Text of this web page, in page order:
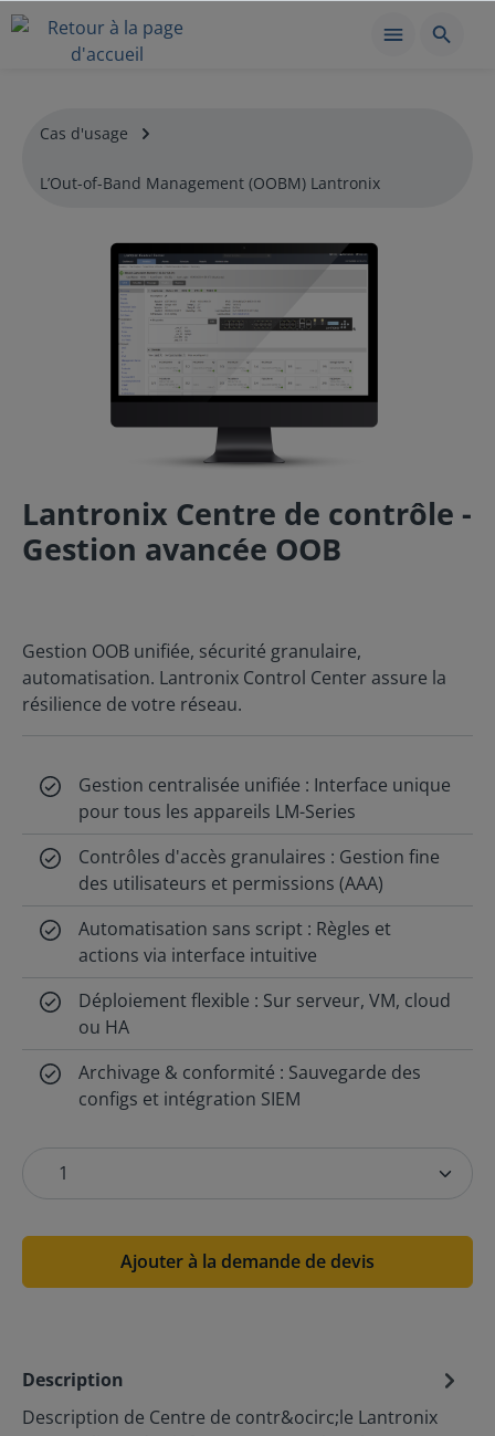
Cas d'usage
L’Out-of-Band Management (OOBM) Lantronix
Lantronix Centre de contrôle -
Gestion avancée OOB
Gestion OOB unifiée, sécurité granulaire,
automatisation. Lantronix Control Center assure la
résilience de votre réseau.
Gestion centralisée unifiée : Interface unique
pour tous les appareils LM-Series
Contrôles d'accès granulaires : Gestion fine
des utilisateurs et permissions (AAA)
Automatisation sans script : Règles et
actions via interface intuitive
Déploiement flexible : Sur serveur, VM, cloud
ou HA
Archivage & conformité : Sauvegarde des
configs et intégration SIEM
Ajouter à la demande de devis
Description
Description de Centre de contr&ocirc;le Lantronix